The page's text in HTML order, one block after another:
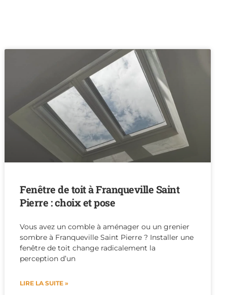
Fenêtre de toit à Franqueville Saint
Pierre : choix et pose
Vous avez un comble à aménager ou un grenier
sombre à Franqueville Saint Pierre ? Installer une
fenêtre de toit change radicalement la
perception d’un
LIRE LA SUITE »